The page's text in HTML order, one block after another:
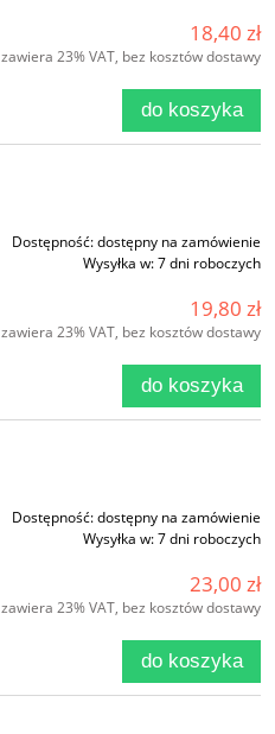
18,40 zł
zawiera 23% VAT, bez kosztów dostawy
do koszyka
Dostępność:dostępny na zamówienie
Wysyłka w:7 dni roboczych
19,80 zł
zawiera 23% VAT, bez kosztów dostawy
do koszyka
Dostępność:dostępny na zamówienie
Wysyłka w:7 dni roboczych
23,00 zł
zawiera 23% VAT, bez kosztów dostawy
do koszyka